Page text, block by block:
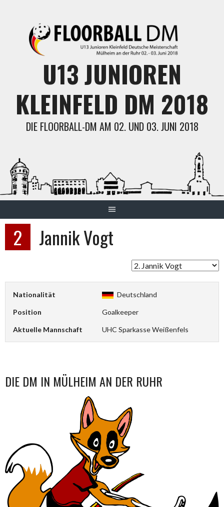
U13 JUNIOREN
KLEINFELD DM 2018
DIE FLOORBALL-DM AM 02. UND 03. JUNI 2018
2 Jannik Vogt
Nationalität Deutschland
Position Goalkeeper
Aktuelle Mannschaft UHC Sparkasse Weißenfels
DIE DM IN MÜLHEIM AN DER RUHR